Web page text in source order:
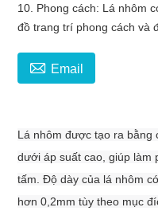
10. Phong cách: Lá nhôm
đồ trang trí phong cách và
 Email
Lá nhôm được tạo ra bằng
dưới áp suất cao, giúp làm
tấm. Độ dày của lá nhôm
hơn 0,2mm tùy theo mục